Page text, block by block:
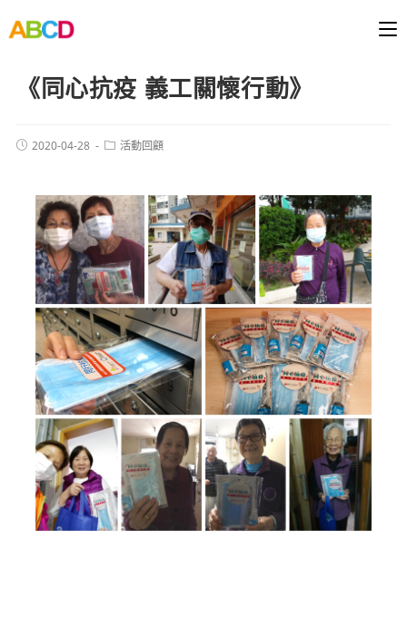
《同心抗疫 義工關懷行動》
2020-04-28 活動回顧